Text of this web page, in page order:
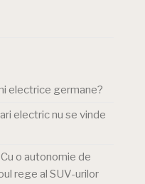
electrice germane?
electric nu se vinde
o autonomie de
rege al SUV-urilor